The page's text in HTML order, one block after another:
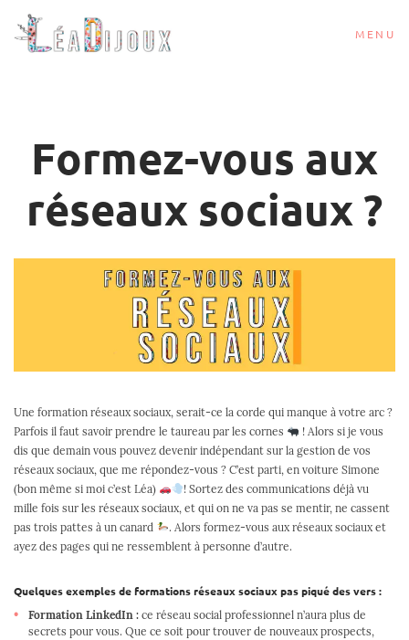
MENU
Formez-vous aux
réseaux sociaux ?
Une formation réseaux sociaux, serait-ce la corde qui manque à votre arc ?
Parfois il faut savoir prendre le taureau par les cornes
! Alors si je vous
dis que demain vous pouvez devenir indépendant sur la gestion de vos
réseaux sociaux, que me répondez-vous ? C’est parti, en voiture Simone
(bon même si moi c’est Léa)
! Sortez des communications déjà vu
mille fois sur les réseaux sociaux, et qui on ne va pas se mentir, ne cassent
pas trois pattes à un canard
. Alors formez-vous aux réseaux sociaux et
ayez des pages qui ne ressemblent à personne d’autre.
Quelques exemples de formations réseaux sociaux pas piqué des vers :
Formation LinkedIn :ce réseau social professionnel n’aura plus de
secrets pour vous. Que ce soit pour trouver de nouveaux prospects,